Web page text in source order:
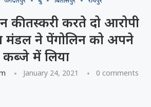
की तस्करी करते दो आरोपी
मंडल ने पेंगोलिन को अपने
कब्जे में लिया
January 24, 2021 0 comments